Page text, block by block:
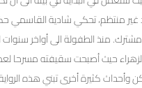
غير منتظم، تحكي شادية القاسمي
منذ الطفولة الى أواخر
حيث أصبحت سقيفته مسرحا
وأحداث كثيرة أخرى تبني هذه